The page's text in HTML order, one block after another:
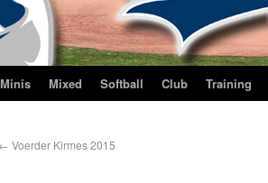
Minis Mixed Softball Club Training
← Voerder Kirmes 2015